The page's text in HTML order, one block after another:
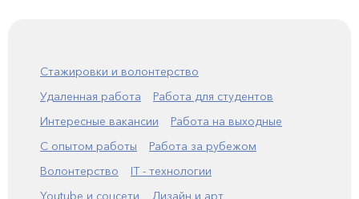
Стажировки и волонтерство
Удаленная работа
Работа для студентов
Интересные вакансии
Работа на выходные
С опытом работы
Работа за рубежом
Волонтерство
IT - технологии
Youtube и соцсети
Дизайн и арт